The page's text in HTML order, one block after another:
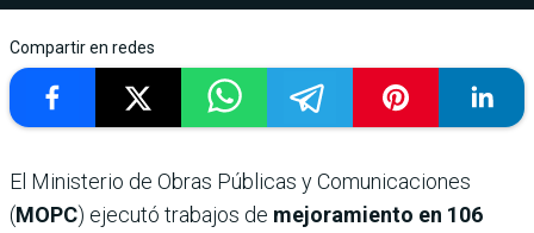
Compartir en redes
El Ministerio de Obras Públicas y Comunicaciones
(MOPC) ejecutó trabajos de mejoramiento en 106